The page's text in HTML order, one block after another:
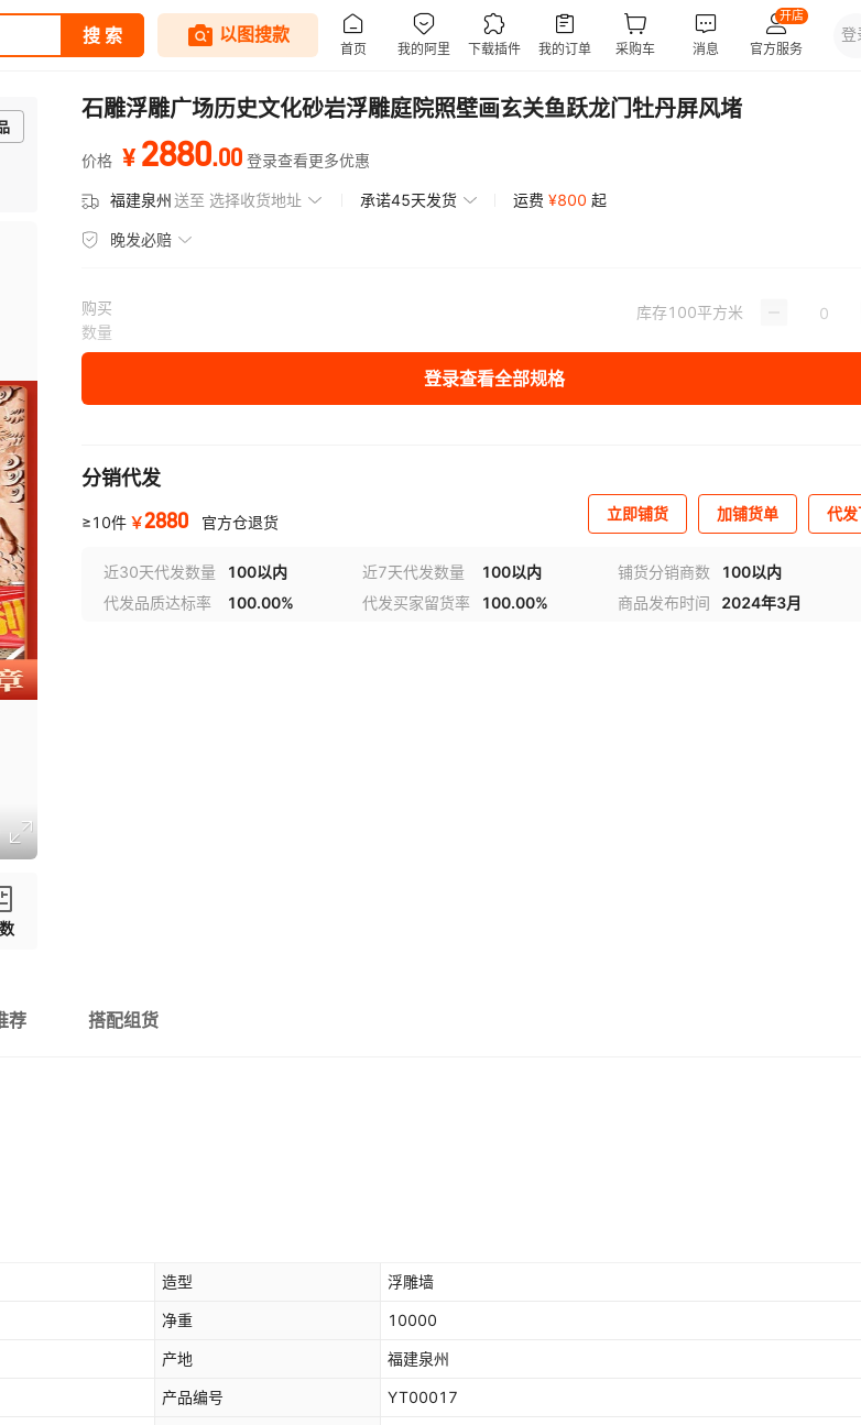
石雕浮雕广场历史文化砂岩浮雕庭院照壁画玄关鱼跃龙门牡丹屏风堵
价格 ¥ 2880.00 登录查看更多优惠
福建泉州送至 选择收货地址 承诺45天发货 运费 ¥800 起
晚发必赔
购买
数量
库存100平方米
登录查看全部规格
分销代发
≥10件 ￥2880 官方仓退货 立即铺货 加铺货单 代
近30天代发数量 100以内 近7天代发数量 100以内 铺货分销商数
100以内
代发品质达标率
100.00% 代发买家留货率 100.00% 商品发布时间 2024年3月
荐 搭配组货
造型 浮雕墙
净重 10000
产地 福建泉州
产品编号 YT00017